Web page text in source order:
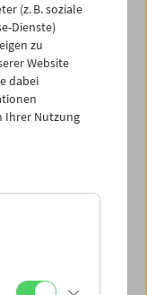
(z. B. soziale
Dienste)
zu
Website
dabei
Ihrer Nutzung